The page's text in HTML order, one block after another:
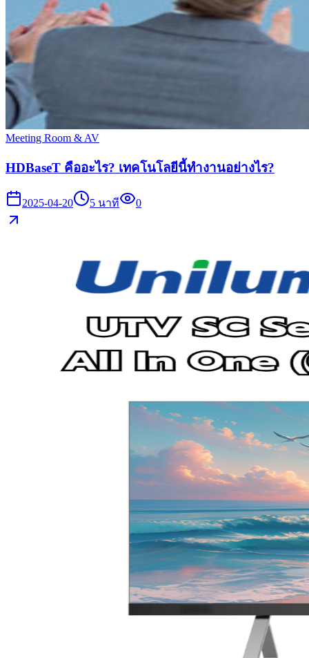
Meeting Room & AV
HDBaseT คืออะไร? เทคโนโลยีนี้ทำงานอย่างไร?
2025-04-20 5 นาที 0